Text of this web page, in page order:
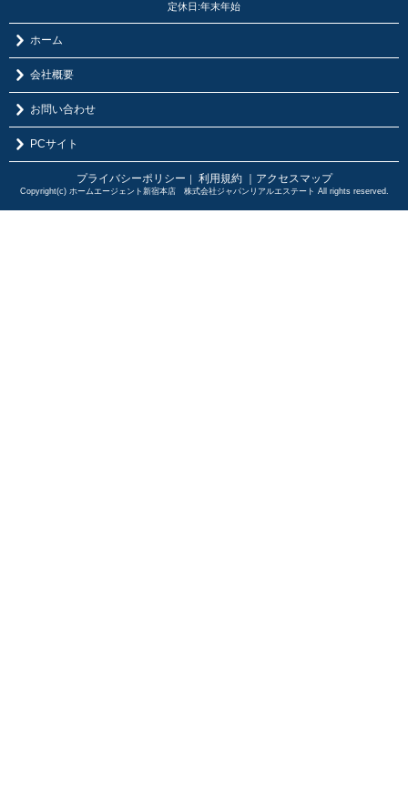
定休日:年末年始
ホーム
会社概要
お問い合わせ
PCサイト
プライバシーポリシー 利用規約 ｜アクセスマップ
Copyright(c) ホームエージェント新宿本店 株式会社ジャパンリアルエステート All rights reserved.